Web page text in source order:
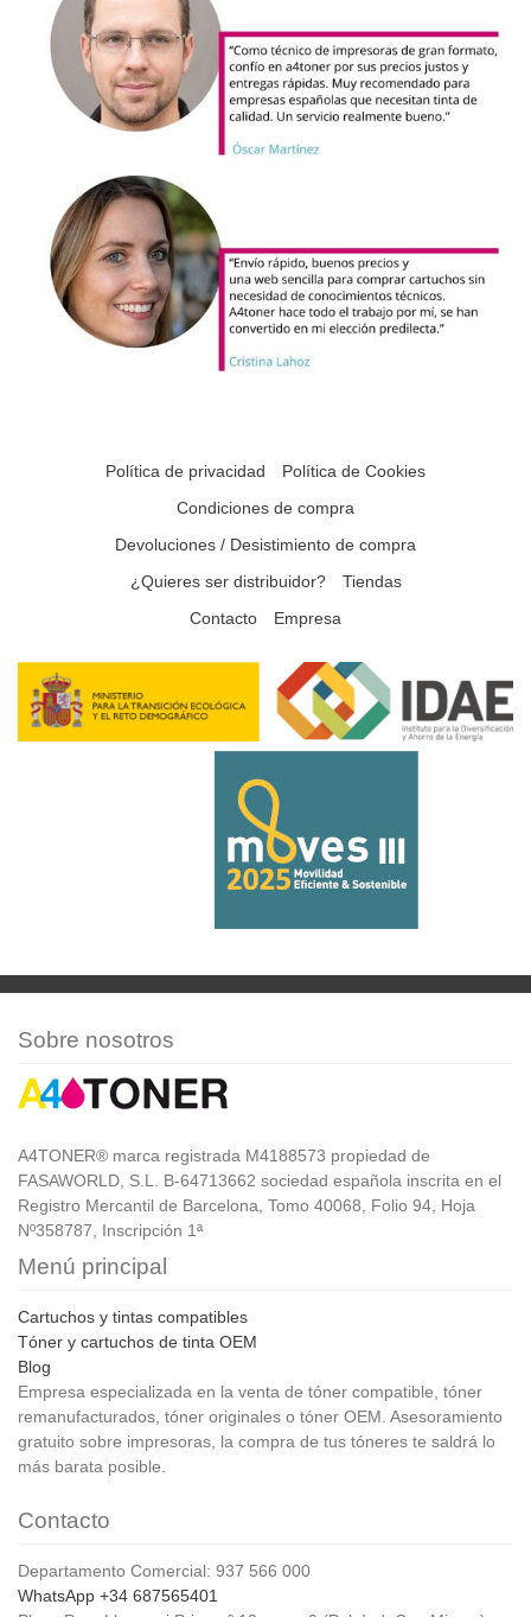
Política de privacidad
Política de Cookies
Condiciones de compra
Devoluciones / Desistimiento de compra
¿Quieres ser distribuidor?
Tiendas
Contacto
Empresa
Sobre nosotros
A4TONER® marca registrada M4188573 propiedad de
FASAWORLD, S.L. B-64713662 sociedad española inscrita en el
Registro Mercantil de Barcelona, Tomo 40068, Folio 94, Hoja
Nº358787, Inscripción 1ª
Menú principal
Cartuchos y tintas compatibles
Tóner y cartuchos de tinta OEM
Blog
Empresa especializada en la venta de tóner compatible, tóner
remanufacturados, tóner originales o tóner OEM. Asesoramiento
gratuito sobre impresoras, la compra de tus tóneres te saldrá lo
más barata posible.
Contacto
Departamento Comercial: 937 566 000
WhatsApp +34 687565401